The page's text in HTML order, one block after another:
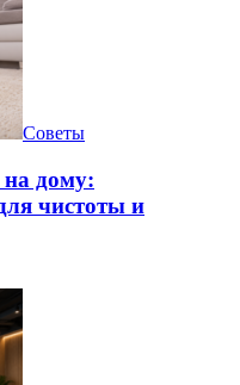
Советы
дому:
чистоты и